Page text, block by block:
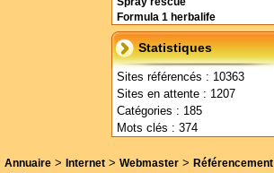
Formula 1 herbalife
Statistiques
Sites référencés : 10363
Sites en attente : 1207
Catégories : 185
Mots clés : 374
Annuaire > Internet > Webmaster > Référencement